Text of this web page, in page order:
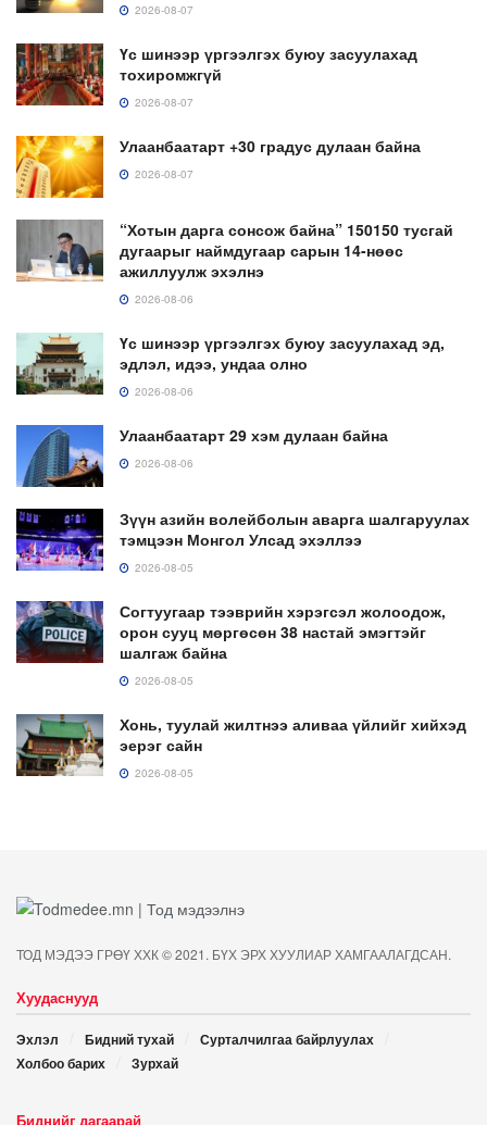
2026-08-07
Үс шинээр үргээлгэх буюу засуулахад
тохиромжгүй
2026-08-07
Улаанбаатарт +30 градус дулаан байна
2026-08-07
“Хотын дарга сонсож байна” 150150 тусгай
дугаарыг наймдугаар сарын 14-нөөс
ажиллуулж эхэлнэ
2026-08-06
Үс шинээр үргээлгэх буюу засуулахад эд,
эдлэл, идээ, ундаа олно
2026-08-06
Улаанбаатарт 29 хэм дулаан байна
2026-08-06
Зүүн азийн волейболын аварга шалгаруулах
тэмцээн Монгол Улсад эхэллээ
2026-08-05
Согтуугаар тээврийн хэрэгсэл жолоодож,
орон сууц мөргөсөн 38 настай эмэгтэйг
шалгаж байна
2026-08-05
Хонь, туулай жилтнээ аливаа үйлийг хийхэд
эерэг сайн
2026-08-05
ТОД МЭДЭЭ ГРӨҮ ХХК © 2021. БҮХ ЭРХ ХУУЛИАР ХАМГААЛАГДСАН.
Хуудаснууд
Эхлэл Бидний тухай
Сурталчилгаа байрлуулах
Холбоо барих
Зурхай
Биднийг дагаарай